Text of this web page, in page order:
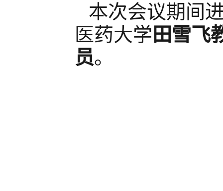
本次会议期间
医药大学 田雪飞
员。